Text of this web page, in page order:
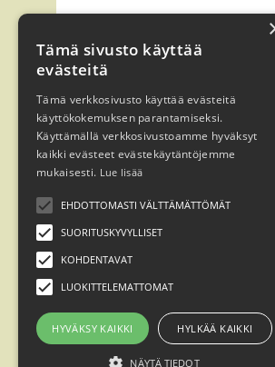
Tämä sivusto käyttää
evästeitä
Tämä verkkosivusto käyttää evästeitä
käyttökokemuksen parantamiseksi.
Käyttämällä verkkosivustoamme hyväksyt
kaikki evästeet evästekäytäntöjemme
mukaisesti. Lue lisää
EHDOTTOMASTI VÄLTTÄMÄTTÖMÄT
SUORITUSKYVYLLISET
KOHDENTAVAT
LUOKITTELEMATTOMAT
HYVÄKSY KAIKKI HYLKÄÄ KAIKKI
NÄYTÄ TIEDOT